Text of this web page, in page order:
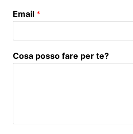
Email *
Cosa posso fare per te?